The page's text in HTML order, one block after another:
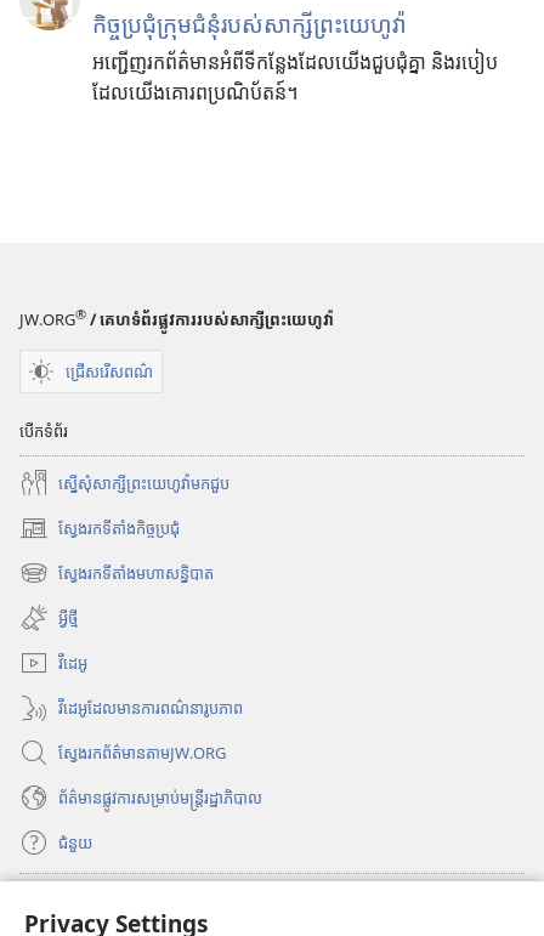
Privacy Settings
កិច្ចប្រជុំក្រុមជំនុំរបស់សាក្សីព្រះយេហូវ៉ា
អញ្ជើញរកព័ត៌មានអំពីទីកន្លែងដែលយើងជួបជុំគ្នា និងរបៀប
ដែលយើងគោរពប្រណិប័តន៍។
JW.ORG® / គេហទំព័រផ្លូវការរបស់សាក្សីព្រះយេហូវ៉ា
ជ្រើសរើសពណ៌
បើកទំព័រ
ស្នើសុំសាក្សីព្រះយេហូវ៉ាមកជួប
ស្វែងរកទីតាំងកិច្ចប្រជុំ
(
បើ
ក
ម
វិ
ធី
w
n
o
w
មី
ស្វែងរកទីតាំងមហាសន្និបាត
(
បើ
ក
ក
ម
ធី
w
n
w
អ្វីថ្មី
វីដេអូ
វីដេអូដែលមានការពណ៌នារូបភាព
ស្វែងរកព័ត៌មានតាមJW.ORG
ព័ត៌មាន​ផ្លូវ​ការ​សម្រាប់​មន្ត្រី​រដ្ឋាភិបាល
ជំនួយ